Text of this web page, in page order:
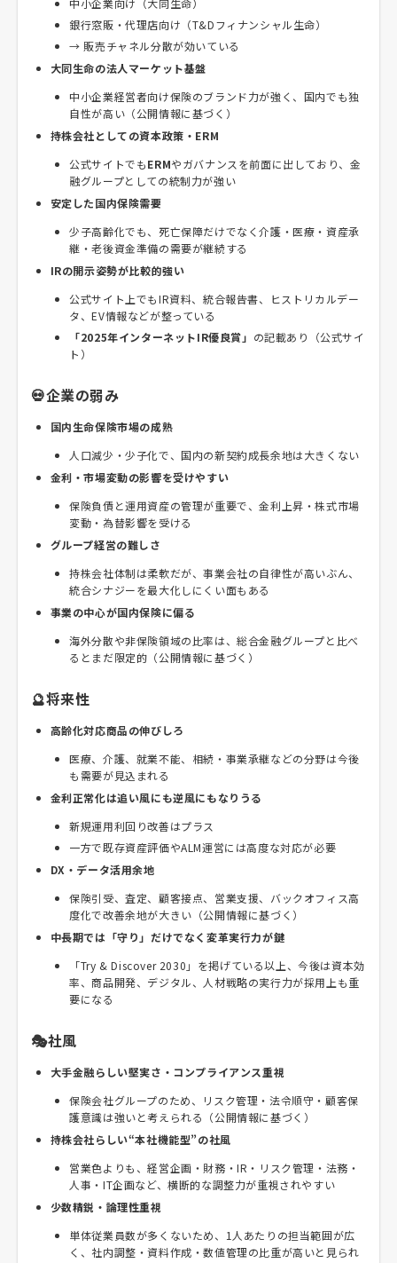
中小企業向け（大同生命）
銀行窓販・代理店向け（T&Dフィナンシャル生命）
→ 販売チャネル分散が効いている
大同生命の法人マーケット基盤
中小企業経営者向け保険のブランド力が強く、国内でも独
自性が高い（公開情報に基づく）
持株会社としての資本政策・ERM
公式サイトでもERMやガバナンスを前面に出しており、金
融グループとしての統制力が強い
安定した国内保険需要
少子高齢化でも、死亡保障だけでなく介護・医療・資産承
継・老後資金準備の需要が継続する
IRの開示姿勢が比較的強い
公式サイト上でもIR資料、統合報告書、ヒストリカルデー
タ、EV情報などが整っている
「2025年インターネットIR優良賞」 の記載あり（公式サイ
ト）
💀企業の弱み
国内生命保険市場の成熟
人口減少・少子化で、国内の新契約成長余地は大きくない
金利・市場変動の影響を受けやすい
保険負債と運用資産の管理が重要で、金利上昇・株式市場
変動・為替影響を受ける
グループ経営の難しさ
持株会社体制は柔軟だが、事業会社の自律性が高いぶん、
統合シナジーを最大化しにくい面もある
事業の中心が国内保険に偏る
海外分散や非保険領域の比率は、総合金融グループと比べ
るとまだ限定的（公開情報に基づく）
🔮将来性
高齢化対応商品の伸びしろ
医療、介護、就業不能、相続・事業承継などの分野は今後
も需要が見込まれる
金利正常化は追い風にも逆風にもなりうる
新規運用利回り改善はプラス
一方で既存資産評価やALM運営には高度な対応が必要
DX・データ活用余地
保険引受、査定、顧客接点、営業支援、バックオフィス高
度化で改善余地が大きい（公開情報に基づく）
中長期では「守り」だけでなく変革実行力が鍵
「Try & Discover 2030」を掲げている以上、今後は資本効
率、商品開発、デジタル、人材戦略の実行力が採用上も重
要になる
🎭社風
大手金融らしい堅実さ・コンプライアンス重視
保険会社グループのため、リスク管理・法令順守・顧客保
護意識は強いと考えられる（公開情報に基づく）
持株会社らしい“本社機能型”の社風
営業色よりも、経営企画・財務・IR・リスク管理・法務・
人事・IT企画など、横断的な調整力が重視されやすい
少数精鋭・論理性重視
単体従業員数が多くないため、1人あたりの担当範囲が広
く、社内調整・資料作成・数値管理の比重が高いと見られ